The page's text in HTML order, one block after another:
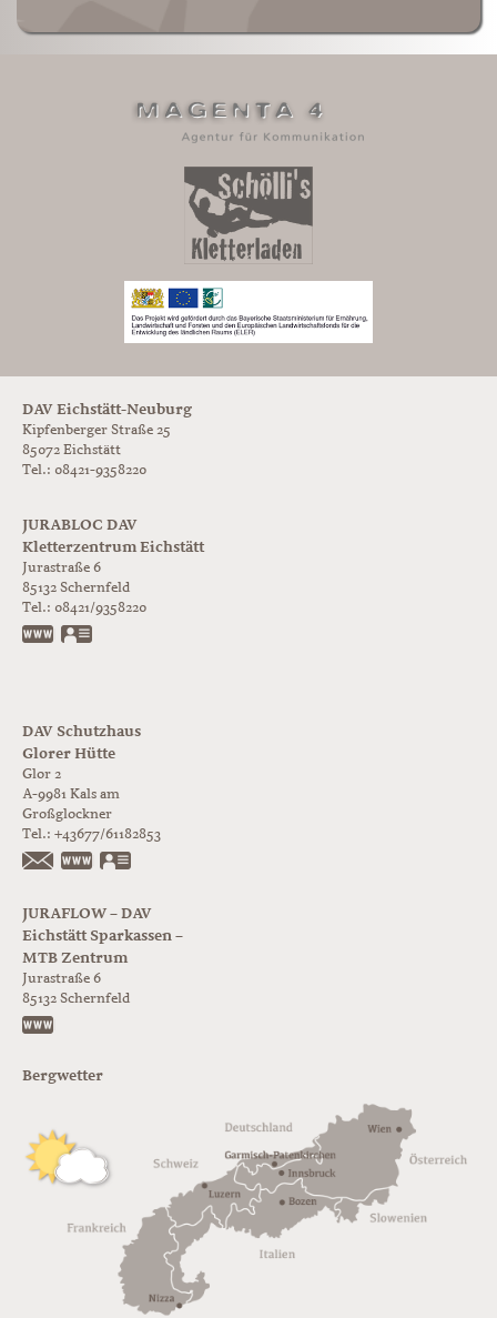
DAV Eichstätt-Neuburg
Kipfenberger Straße 25
85072 Eichstätt
Tel.: 08421-9358220
JURABLOC DAV
Kletterzentrum Eichstätt
Jurastraße 6
85132 Schernfeld
Tel.: 08421/9358220
www.jurabloc.de
DAV Schutzhaus
Glorer Hütte
Glor 2
A-9981 Kals am
Großglockner
Tel.: +43677/61182853
https://www.glorer-huette.at/
JURAFLOW – DAV
Eichstätt Sparkassen –
MTB Zentrum
Jurastraße 6
85132 Schernfeld
Bergwetter